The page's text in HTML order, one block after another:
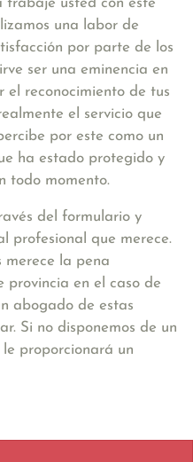
trabaje usted con este
una labor de
por parte de los
ser una eminencia en
el reconocimiento de tus
el servicio que
por este como un
ha estado protegido y
todo momento.
del formulario y
profesional que merece.
merece la pena
provincia en el caso de
abogado de estas
Si no disponemos de un
proporcionará un